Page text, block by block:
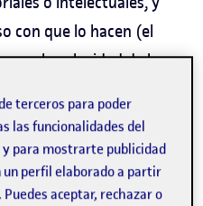
con que lo hacen (el
la velocidad de la
de adaptar todo
del Consorcio World
las barreras que
terceros para poder
las funcionalidades del
para mostrarte publicidad
un perfil elaborado a partir
aceptar, rechazar o